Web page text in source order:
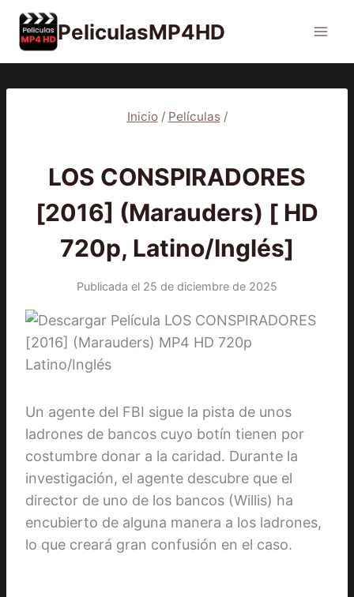
Saltar
contenido
PeliculasMP4HD
Inicio / Películas /
LOS CONSPIRADORES
[2016] (Marauders) [ HD
720p, Latino/Inglés]
Publicada el 25 de diciembre de 2025
Un agente del FBI sigue la pista de unos
ladrones de bancos cuyo botín tienen por
costumbre donar a la caridad. Durante la
investigación, el agente descubre que el
director de uno de los bancos (Willis) ha
encubierto de alguna manera a los ladrones,
lo que creará gran confusión en el caso.